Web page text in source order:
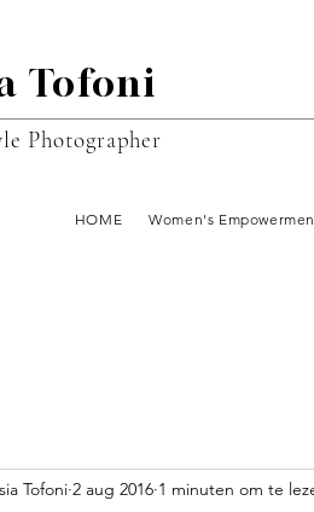
Tofoni
Photographer
HOME Women's
Tofoni 2 aug 2016 1 minuten om te